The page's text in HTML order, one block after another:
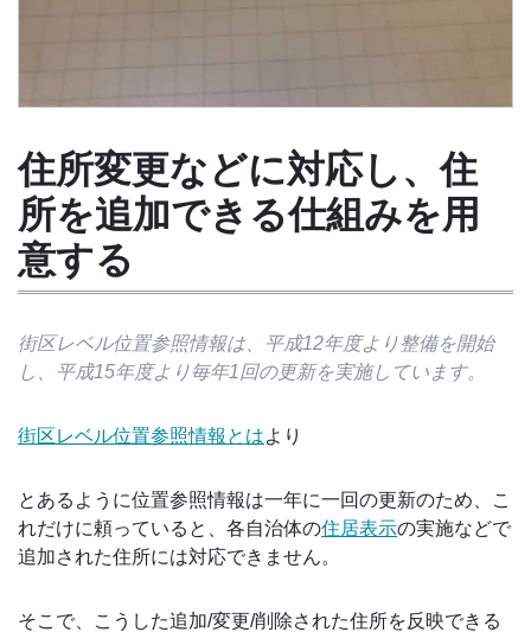
住所変更などに対応し、住
所を追加できる仕組みを用
意する
街区レベル位置参照情報は、平成12年度より整備を開始
し、平成15年度より毎年1回の更新を実施しています。
街区レベル位置参照情報とはより
とあるように位置参照情報は一年に一回の更新のため、こ
れだけに頼っていると、各自治体の住居表示の実施などで
追加された住所には対応できません。
そこで、こうした追加/変更/削除された住所を反映できる